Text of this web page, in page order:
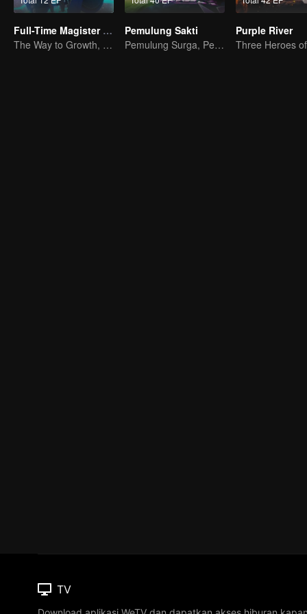
Full-Time Magister SS1
The Way to Growth, Encouragement and Self-improvement
Pemulung Sakti
Pemulung Surga, Pembasmi Siluman dan Iblis
Purple River
TV